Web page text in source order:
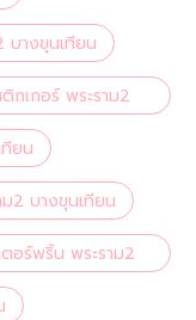
บางขุนเทียน
เกอร์ พระราม2
ยน
2 บางขุนเทียน
อร์พริ้น พระราม2